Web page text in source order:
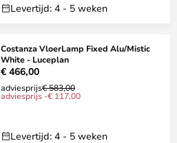
Levertijd: 4 - 5 weken
Costanza VloerLamp Fixed Alu/Mistic
White - Luceplan
€ 466,00
adviesprijs€ 583,00
adviesprijs -€ 117,00
Levertijd: 4 - 5 weken